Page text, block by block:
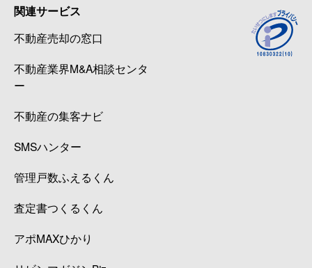
関連サービス
不動産売却の窓口
不動産業界M&A相談センタ
ー
不動産の集客ナビ
SMSハンター
管理戸数ふえるくん
査定書つくるくん
アポMAXひかり